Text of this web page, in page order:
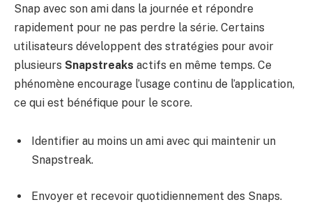
Snap avec son ami dans la journée et répondre
rapidement pour ne pas perdre la série. Certains
utilisateurs développent des stratégies pour avoir
plusieurs Snapstreaks actifs en même temps. Ce
phénomène encourage l’usage continu de l’application,
ce qui est bénéfique pour le score.
Identifier au moins un ami avec qui maintenir un
Snapstreak.
Envoyer et recevoir quotidiennement des Snaps.